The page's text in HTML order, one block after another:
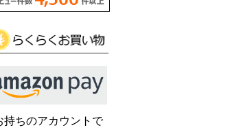
持ちのアカウントで